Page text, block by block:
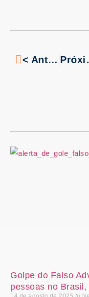
< Anterior
Golpe do Falso
pessoas no Brasil,